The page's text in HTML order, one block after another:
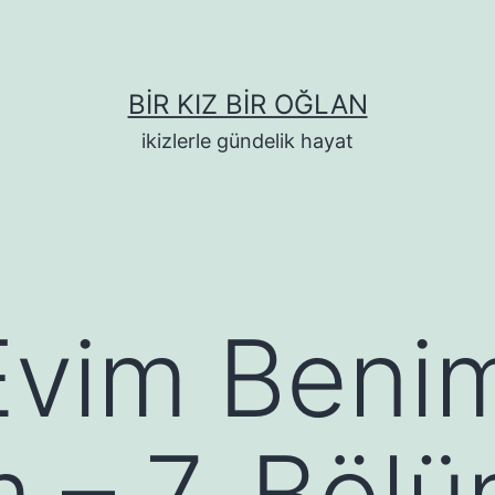
BIR KIZ BIR OĞLAN
ikizlerle gündelik hayat